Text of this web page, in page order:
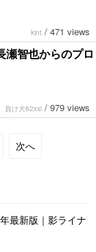
kint / 471 views
瀬智也からのプロ
負け犬62xxi / 979 views
次へ
最新版｜影ライナ